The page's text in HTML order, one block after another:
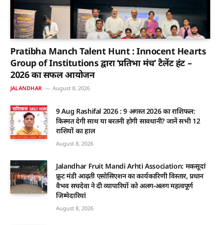
Pratibha Manch Talent Hunt : Innocent Hearts
Group of Institutions द्वारा ‘प्रतिभा मंच’ टैलेंट हंट –
2026 का सफल आयोजन
JALANDHAR August 8, 2026
9 Aug Rashifal 2026 : 9 अगस्त 2026 का राशिफल:
किस्मत देगी साथ या बरतनी होगी सावधानी? जानें सभी 12
राशियों का हाल
August 8, 2026
Jalandhar Fruit Mandi Arhti Association: मकसूदां
फ्रूट मंडी आढ़ती एसोसिएशन का कार्यकारिणी विस्तार, प्रधान
वैभव सचदेवा ने दी व्यापारियों को अलग-अलग महत्वपूर्ण
जिम्मेदारियां
August 8, 2026